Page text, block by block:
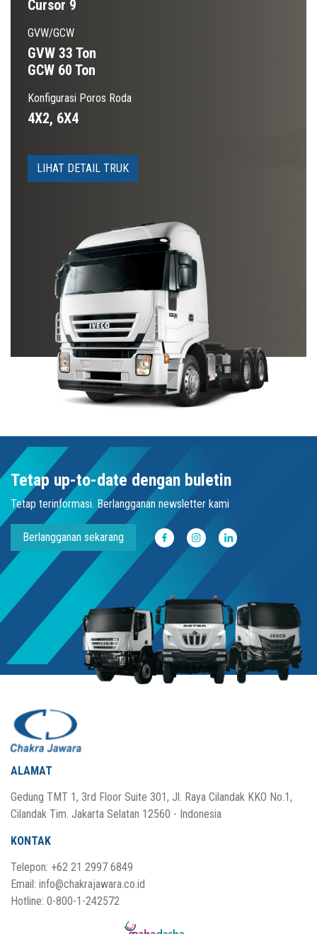
Cursor 9
GVW/GCW
GVW 33 Ton
GCW 60 Ton
Konfigurasi Poros Roda
4X2, 6X4
LIHAT DETAIL TRUK
Tetap up-to-date dengan buletin
Tetap terinformasi. Berlangganan newsletter kami
Berlangganan sekarang
ALAMAT
Gedung TMT 1, 3rd Floor Suite 301, Jl. Raya Cilandak KKO No.1,
Cilandak Tim. Jakarta Selatan 12560 - Indonesia
KONTAK
Telepon: +62 21 2997 6849
Email: info@chakrajawara.co.id
Hotline: 0-800-1-242572